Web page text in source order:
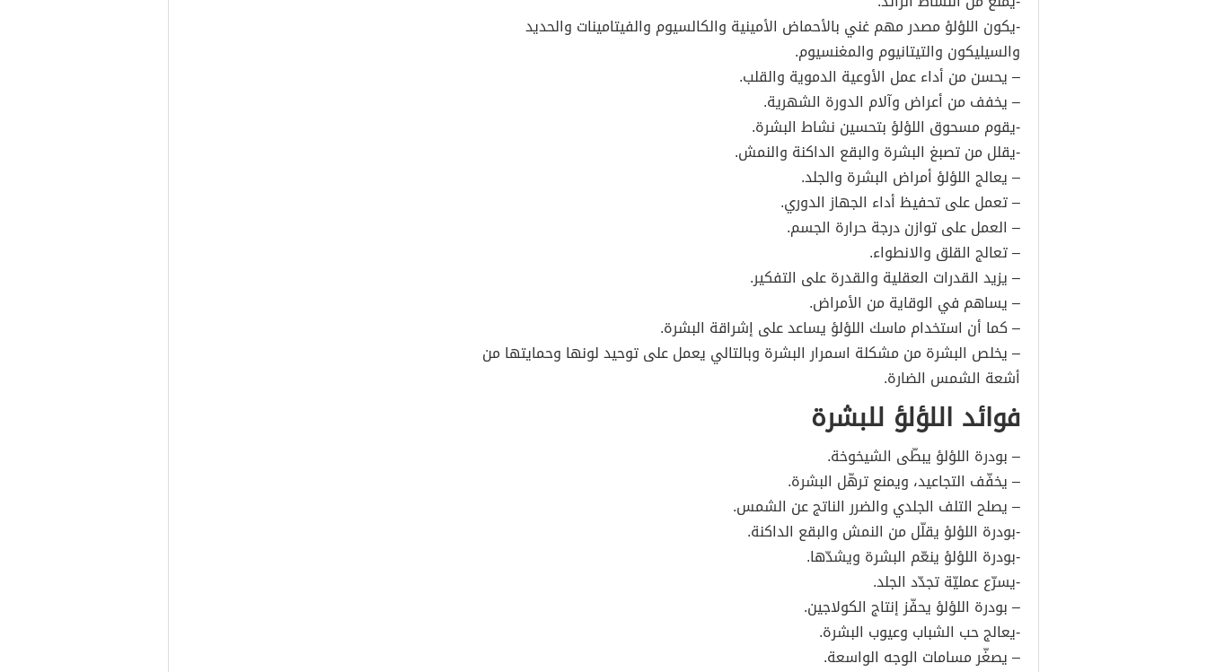
-يكون اللؤلؤ مصدر مهم غني بالأحماض الأمينية والكالسيوم والفيتامينات والحديد
والسيليكون والتيتانيوم والمغنسيوم.
– يحسن من أداء عمل الأوعية الدموية والقلب.
– يخفف من أعراض وآلام الدورة الشهرية.
-يقوم مسحوق اللؤلؤ بتحسين نشاط البشرة.
-يقلل من تصبغ البشرة والبقع الداكنة والنمش.
– يعالج اللؤلؤ أمراض البشرة والجلد.
– تعمل على تحفيظ أداء الجهاز الدوري.
– العمل على توازن درجة حرارة الجسم.
– تعالج القلق والانطواء.
– يزيد القدرات العقلية والقدرة على التفكير.
– يساهم في الوقاية من الأمراض.
– كما أن استخدام ماسك اللؤلؤ يساعد على إشراقة البشرة.
– يخلص البشرة من مشكلة اسمرار البشرة وبالتالي يعمل على توحيد لونها وحمايتها من
أشعة الشمس الضارة.
فوائد اللؤلؤ للبشرة
– بودرة اللؤلؤ يبطّى الشيخوخة.
– يخفّف التجاعيد، ويمنع ترهّل البشرة.
– يصلح التلف الجلدي والضرر الناتج عن الشمس.
-بودرة اللؤلؤ يقلّل من النمش والبقع الداكنة.
-بودرة اللؤلؤ ينعّم البشرة ويشدّها.
-يسرّع عمليّة تجدّد الجلد.
– بودرة اللؤلؤ يحفّز إنتاج الكولاجين.
-يعالج حب الشباب وعيوب البشرة.
– يصغّر مسامات الوجه الواسعة.